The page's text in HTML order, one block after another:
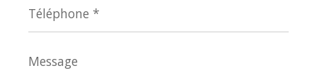
*
Message
*